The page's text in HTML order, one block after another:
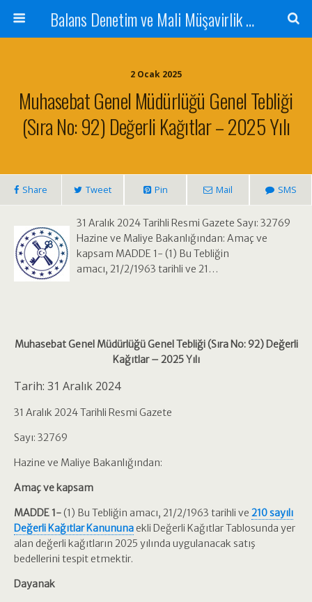
Balans Denetim ve Mali Müşavirlik Hizmetleri
2 Ocak 2025
Muhasebat Genel Müdürlüğü Genel Tebliği
(Sıra No: 92) Değerli Kağıtlar – 2025 Yılı
Share Tweet Pin Mail SMS
31 Aralık 2024 Tarihli Resmi Gazete Sayı: 32769
Hazine ve Maliye Bakanlığından: Amaç ve
kapsam MADDE 1- (1) Bu Tebliğin
amacı, 21/2/1963 tarihli ve 21…
Muhasebat Genel Müdürlüğü Genel Tebliği (Sıra No: 92) Değerli
Kağıtlar – 2025 Yılı
Tarih: 31 Aralık 2024
31 Aralık 2024 Tarihli Resmi Gazete
Sayı: 32769
Hazine ve Maliye Bakanlığından:
Amaç ve kapsam
MADDE 1-(1) Bu Tebliğin amacı, 21/2/1963 tarihli ve 210 sayılı
Değerli Kağıtlar Kanununa ekli Değerli Kağıtlar Tablosunda yer
alan değerli kağıtların 2025 yılında uygulanacak satış
bedellerini tespit etmektir.
Dayanak